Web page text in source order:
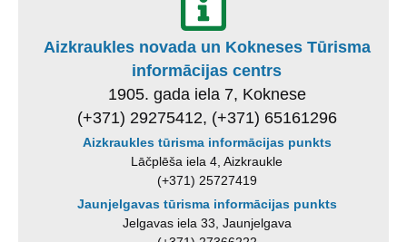
Aizkraukles novada un Kokneses Tūrisma
informācijas centrs
1905. gada iela 7, Koknese
(+371) 29275412, (+371) 65161296
Aizkraukles tūrisma informācijas punkts
Lāčplēša iela 4, Aizkraukle
(+371) 25727419
Jaunjelgavas tūrisma informācijas punkts
Jelgavas iela 33, Jaunjelgava